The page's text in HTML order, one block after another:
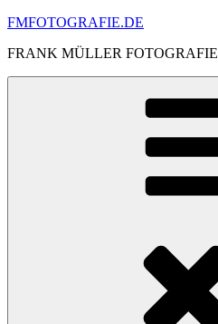
Skip
content
FMFOTOGRAFIE.DE
FRANK MÜLLER FOTOGRAFIE